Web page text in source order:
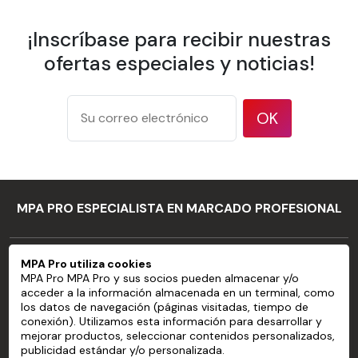
PVC preencolado
Ancho de la
600 mm
536
Espesor
según el método de
prueba ISO 534
Opacidad
94 % según el método
de prueba TAPPI T 425
Brillo
83 % según el método de
prueba ISO 2470
¡Inscríbase para recibir nuestras
ofertas especiales y noticias!
OK
MPA PRO ESPECIALISTA EN MARCADO PROFESIONAL
SERVICIOS
CUENTA
AYUDA
MPA Pro utiliza cookies
MPA Pro MPA Pro y sus socios pueden almacenar y/o
acceder a la información almacenada en un terminal, como
los datos de navegación (páginas visitadas, tiempo de
conexión). Utilizamos esta información para desarrollar y
mejorar productos, seleccionar contenidos personalizados,
publicidad estándar y/o personalizada.